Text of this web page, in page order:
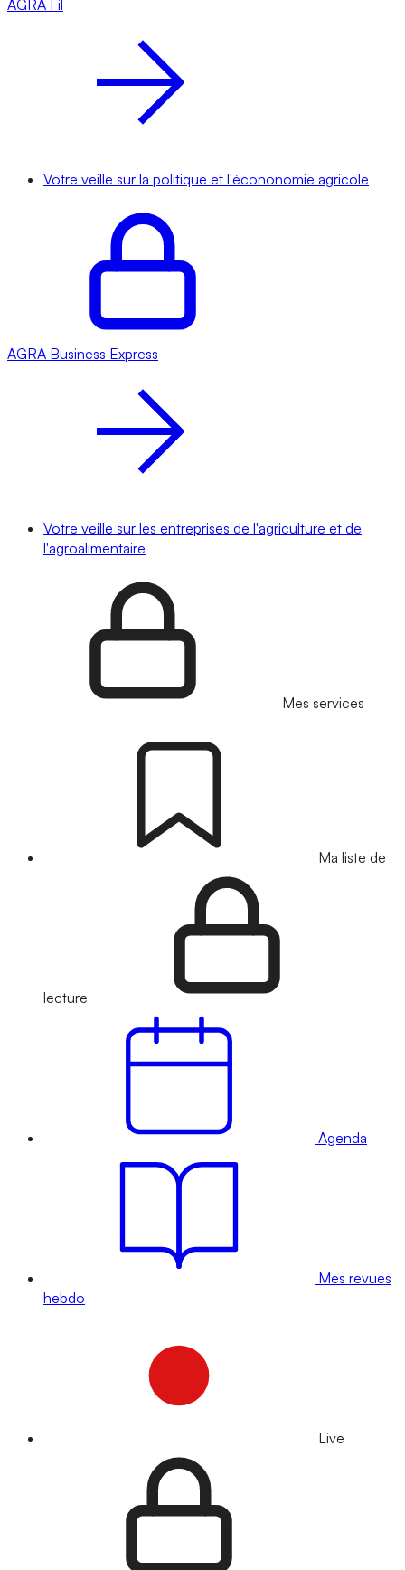
AGRA Fil
Votre veille sur la politique et l'écononomie agricole
AGRA Business Express
Votre veille sur les entreprises de l'agriculture et de
l'agroalimentaire
Mes services
Ma liste de
lecture
Agenda
Mes revues
hebdo
Live